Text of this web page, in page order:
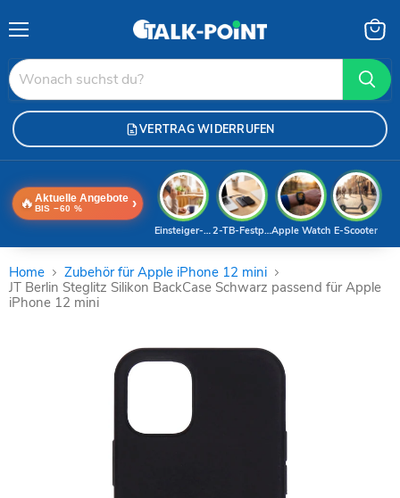
VERTRAG WIDERRUFEN
🔥 Aktuelle Angebote
BIS −60 % ›
E-Scooter
Apple Watch
2-TB-Festplatte
Einsteiger-Handy
Home
Zubehör für Apple iPhone 12 mini
JT Berlin Steglitz Silikon BackCase Schwarz passend für Apple
iPhone 12 mini